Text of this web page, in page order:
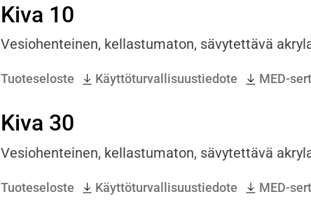
Kiva 10
Vesiohenteinen, kellastumaton, sävytettävä
Tuoteseloste Käyttöturvallisuustiedote MED-
Kiva 30
Vesiohenteinen, kellastumaton, sävytettävä
Tuoteseloste Käyttöturvallisuustiedote MED-